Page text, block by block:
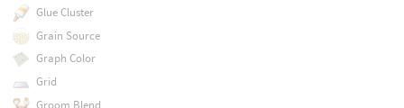
Glue Cluster
Grain Source
Graph Color
Grid
Groom Blend